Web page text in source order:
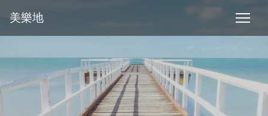
美樂地